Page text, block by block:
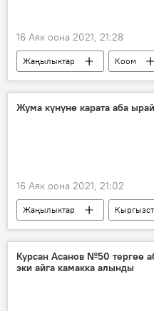
16 Аяк оона 2021, 21:28
Жаңылыктар Коом
Россия
Дүйнөдө
унаа
транспорт
Жума күнүнө карата аба
16 Аяк оона 2021, 21:02
Жаңылыктар
аба ырайы
сентябрь
Курсан Асанов №50 тергөө
эки айга камакка алынды